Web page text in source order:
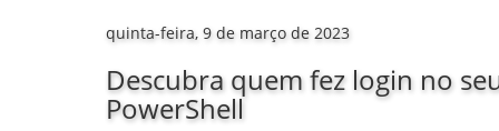
quinta-feira, 9 de março de 2023
Descubra quem fez login no
PowerShell